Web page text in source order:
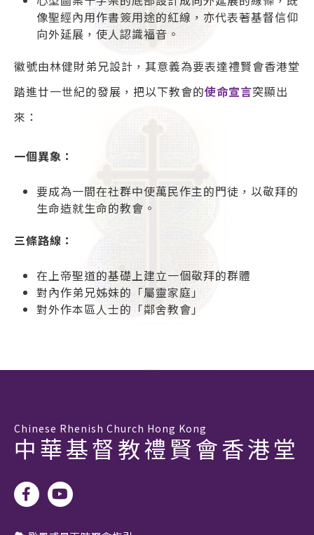
像聖經內用作書簽用途的紅線，亦代表著基督信仰
向外延展，使人認識福音。
徽號由林健財弟兄設計，其意義為要表達禮賢會香港堂
踏進廿一世紀的發展，把以下教會的使命宣言突顯出
來：
一個異象：
要成為一間在社群中使萬民作主的門徒，以敬拜的
生命造就生命的教會。
三條路線：
在上帝聖道的基礎上建立一個敬拜的群體
對內作弟兄姊妹的「屬靈家庭」
對外作本區人士的「鄰舍教會」
Chinese Rhenish Church Hong Kong
中華基督教禮賢會香港堂